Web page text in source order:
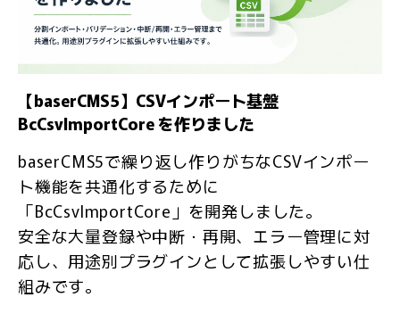
【baserCMS5】CSVインポート基盤
BcCsvImportCore を作りました
baserCMS5で繰り返し作りがちなCSVインポー
ト機能を共通化するために
「BcCsvImportCore」を開発しました。
安全な大量登録や中断・再開、エラー管理に対
応し、用途別プラグインとして拡張しやすい仕
組みです。